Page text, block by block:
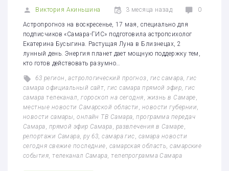
Виктория Акиньшина 3 месяца назад 0
Астропрогноз на воскресенье, 17 мая, специально для
подписчиков «Самара-ГИС» подготовила астропсихолог
Екатерина Бусыгина. Растущая Луна в Близнецах, 2
лунный день. Энергия планет дает мощную поддержку тем,
кто готов действовать разумно…
63 регион ,астрологический прогноз, гис самара,гис
самара официальный сайт,гис самара прямой эфир,гис
самара телеканал,гороскоп на сегодня, жизнь в Самаре,
местные новости Самарской области , новости губернии,
новости самары,онлайн ТВ Самара,программа передач
Самара, прямой эфир Самара, развлечения в Самаре,
репортажи Самара,ру 63,самара гис, самара новости
сегодня свежие последние, самарская область,самарские
события,телеканал Самара,телепрограмма Самара